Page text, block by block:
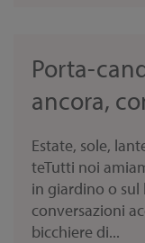
Porta-
ancora,
Estate, sole,
teTutti noi
in giardino o sul
conversazioni
bicchiere di...